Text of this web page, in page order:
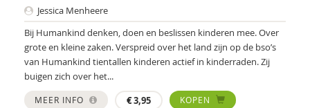
Marjolein van der Gaag
Naomie Geens
Johan Gelderloos
Lieke Gerritsen
Jessica Menheere
Bij Humankind denken, doen en beslissen kinderen mee. Over
grote en kleine zaken. Verspreid over het land zijn op de bso’s
van Humankind tientallen kinderen actief in kinderraden. Zij
buigen zich over het...
MEER INFO €3,95
KOPEN